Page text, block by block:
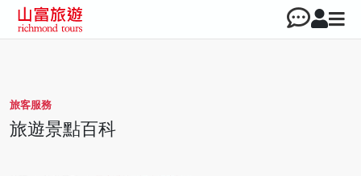
旅客服務
旅遊景點百科